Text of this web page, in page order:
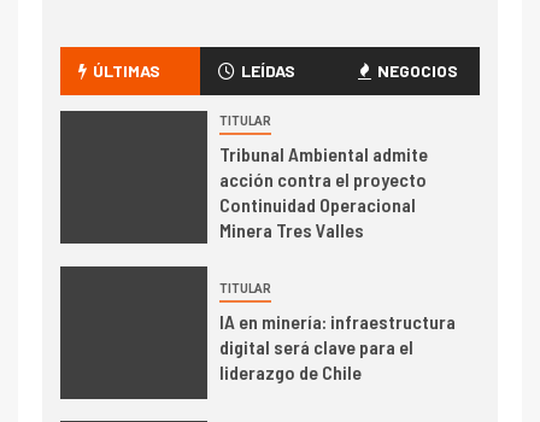
camión 100% eléctrico para
transportar cátodos al Puerto
de San Antonio
I+D
Producción minera en mayo de
2026 cae 10,6%
I+D
PIB minero impacta el
crecimiento regional: Banco
Central reporta resultados
ÚLTIMAS LEÍDAS NEGOCIOS
TITULAR
Tribunal Ambiental admite
acción contra el proyecto
Continuidad Operacional
Minera Tres Valles
TITULAR
IA en minería: infraestructura
digital será clave para el
liderazgo de Chile